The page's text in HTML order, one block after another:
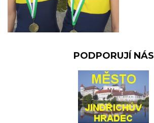
PODPORUJÍ NÁS